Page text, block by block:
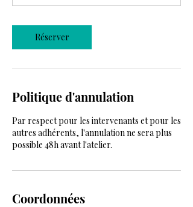
Réserver
Politique d'annulation
Par respect pour les intervenants et pour les
autres adhérents, l'annulation ne sera plus
Coordonnées